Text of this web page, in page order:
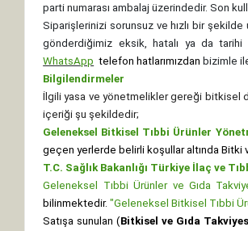
parti numarası ambalaj üzerindedir. Son
Siparişlerinizi sorunsuz ve hızlı bir
gönderdiğimiz eksik, hatalı ya da tarihi
WhatsApp telefon hatlarımızdan bizimle
Bilgilendirmeler
İlgili yasa ve yönetmelikler gereği bitkisel
içeriği şu şekildedir;
Geleneksel Bitkisel Tıbbi Ürünler
geçen yerlerde belirli koşullar altında Bitki
T.C. Sağlık Bakanlığı Türkiye İlaç ve
Geleneksel Tıbbi Ürünler ve Gıda
bilinmektedir."Geleneksel Bitkisel Tıbbi
Satışa sunulan (Bitkisel ve Gıda